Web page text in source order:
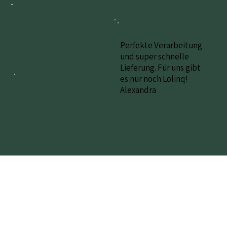
Perfekte Verarbeitung
und super schnelle
Lieferung. Für uns gibt
es nur noch Lolinq!
Alexandra